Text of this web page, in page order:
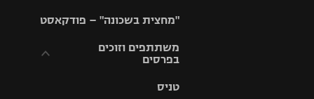
"מחצית בשכונה" – פודקאסט
משתתפים וזוכים
בפרסים
טניס